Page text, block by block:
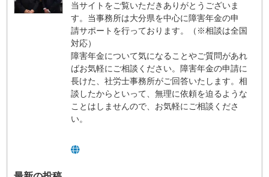
当サイトをご覧いただきありがとうございま
す。当事務所は大分県を中心に障害年金の申
請サポートを行っております。（※相談は全国
対応）
障害年金について気になることやご質問があれ
ばお気軽にご相談ください。障害年金の申請に
長けた、社労士事務所がご回答いたします。相
談したからといって、無理に依頼を迫るような
ことはしませんので、お気軽にご相談くださ
い。